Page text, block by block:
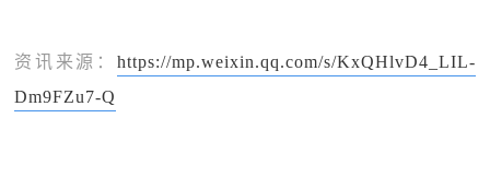
资讯来源： https://mp.weixin.qq.com/s/KxQHlvD4_LIL-
Dm9FZu7-Q